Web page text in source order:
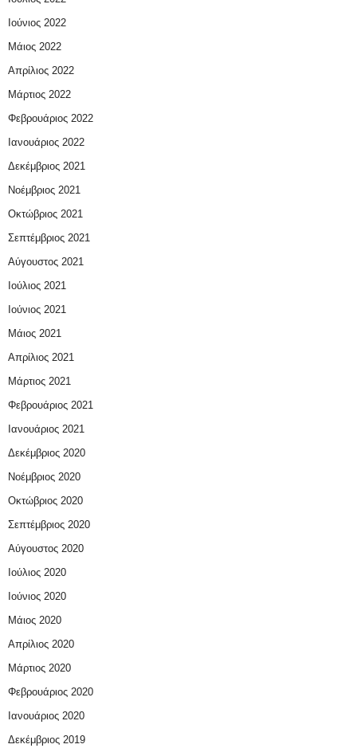
Ιούνιος 2022
Μάιος 2022
Απρίλιος 2022
Μάρτιος 2022
Φεβρουάριος 2022
Ιανουάριος 2022
Δεκέμβριος 2021
Νοέμβριος 2021
Οκτώβριος 2021
Σεπτέμβριος 2021
Αύγουστος 2021
Ιούλιος 2021
Ιούνιος 2021
Μάιος 2021
Απρίλιος 2021
Μάρτιος 2021
Φεβρουάριος 2021
Ιανουάριος 2021
Δεκέμβριος 2020
Νοέμβριος 2020
Οκτώβριος 2020
Σεπτέμβριος 2020
Αύγουστος 2020
Ιούλιος 2020
Ιούνιος 2020
Μάιος 2020
Απρίλιος 2020
Μάρτιος 2020
Φεβρουάριος 2020
Ιανουάριος 2020
Δεκέμβριος 2019